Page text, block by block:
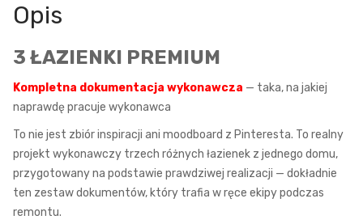
Opis
3 ŁAZIENKI PREMIUM
Kompletna dokumentacja wykonawcza — taka, na jakiej
naprawdę pracuje wykonawca
To nie jest zbiór inspiracji ani moodboard z Pinteresta. To realny
projekt wykonawczy trzech różnych łazienek z jednego domu,
przygotowany na podstawie prawdziwej realizacji — dokładnie
ten zestaw dokumentów, który trafia w ręce ekipy podczas
remontu.